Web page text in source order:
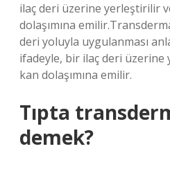
ilaç deri üzerine yerleştirilir
dolaşımına
deri yoluyla uygulanması
ifadeyle, bir ilaç deri
kan dolaşımına emilir.
Tıpta
demek?